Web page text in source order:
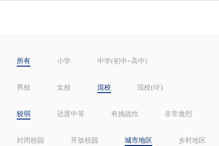
所有 小学 中学(初中+高中)
男校 女校 混校 混校(6F)
较弱 适度中等 有挑战性 非常激烈
封闭校园 开放校园 城市地区 乡村地区